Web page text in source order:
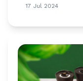
17 Jul 2024